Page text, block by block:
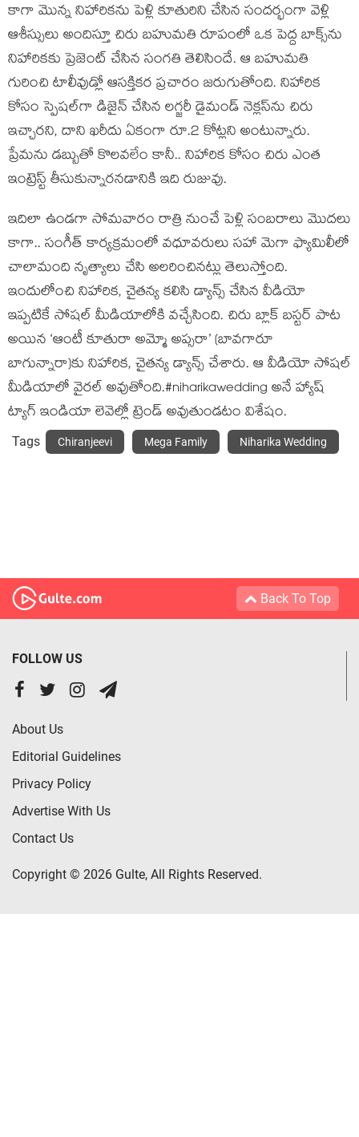
కాగా మొన్న నిహారికను పెళ్లి కూతురిని చేసిన సందర్భంగా వెళ్లి
ఆశీస్సులు అందిస్తూ చిరు బహుమతి రూపంలో ఒక పెద్ద బాక్స్‌ను
నిహారికకు ప్రెజెంట్ చేసిన సంగతి తెలిసిందే. ఆ బహుమతి
గురించి టాలీవుడ్లో ఆసక్తికర ప్రచారం జరుగుతోంది. నిహారిక
కోసం స్పెషల్‌గా డిజైన్ చేసిన లగ్జరీ డైమండ్ నెక్లస్‌ను చిరు
ఇచ్చారని, దాని ఖరీదు ఏకంగా రూ.2 కోట్లని అంటున్నారు.
ప్రేమను డబ్బుతో కొలవలేం కానీ.. నిహారిక కోసం చిరు ఎంత
ఇంట్రెస్ట్ తీసుకున్నారనడానికి ఇది రుజువు.
ఇదిలా ఉండగా సోమవారం రాత్రి నుంచే పెళ్లి సంబరాలు మొదలు
కాగా.. సంగీత్ కార్యక్రమంలో వధూవరులు సహా మెగా ఫ్యామిలీలో
చాలామంది నృత్యాలు చేసి అలరించినట్లు తెలుస్తోంది.
ఇందులోంచి నిహారిక, చైతన్య కలిసి డ్యాన్స్ చేసిన వీడియో
ఇప్పటికే సోషల్ మీడియాలోకి వచ్చేసింది. చిరు బ్లాక్ బస్టర్ పాట
అయిన ‘ఆంటీ కూతురా అమ్మో అప్సరా’ (బావగారూ
బాగున్నారా)కు నిహారిక, చైతన్య డ్యాన్స్ చేశారు. ఆ వీడియో సోషల్
మీడియాలో వైరల్ అవుతోంది.#niharikawedding అనే హ్యాష్
ట్యాగ్ ఇండియా లెవెల్లో ట్రెండ్ అవుతుండటం విశేషం.
Tags Chiranjeevi Mega Family Niharika Wedding
Back To Top
FOLLOW US
About Us
Editorial Guidelines
Privacy Policy
Advertise With Us
Contact Us
Copyright © 2026 Gulte, All Rights Reserved.